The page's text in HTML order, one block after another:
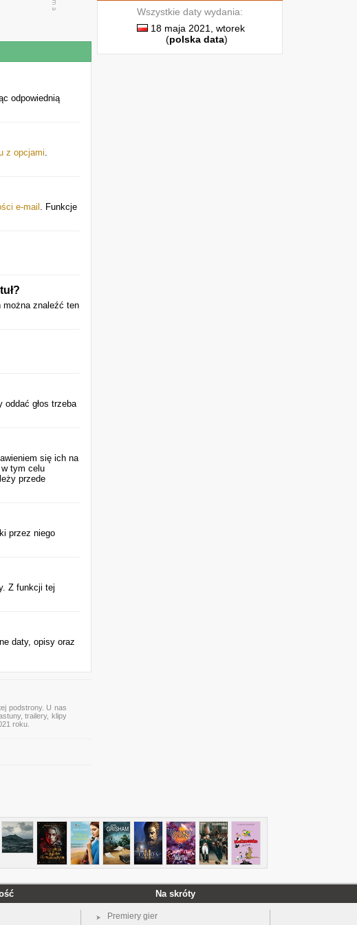
odpowiednią
z opcjami.
e-mail . Funkcje
znaleźć ten
głos trzeba
się ich na
tym celu
przede
przez niego
Z funkcji tej
daty, opisy oraz
podstrony. U nas
trailery, klipy
roku.
Wszystkie daty wydania:
18 maja 2021, wtorek
(polska data)
Na skróty
Premiery gier